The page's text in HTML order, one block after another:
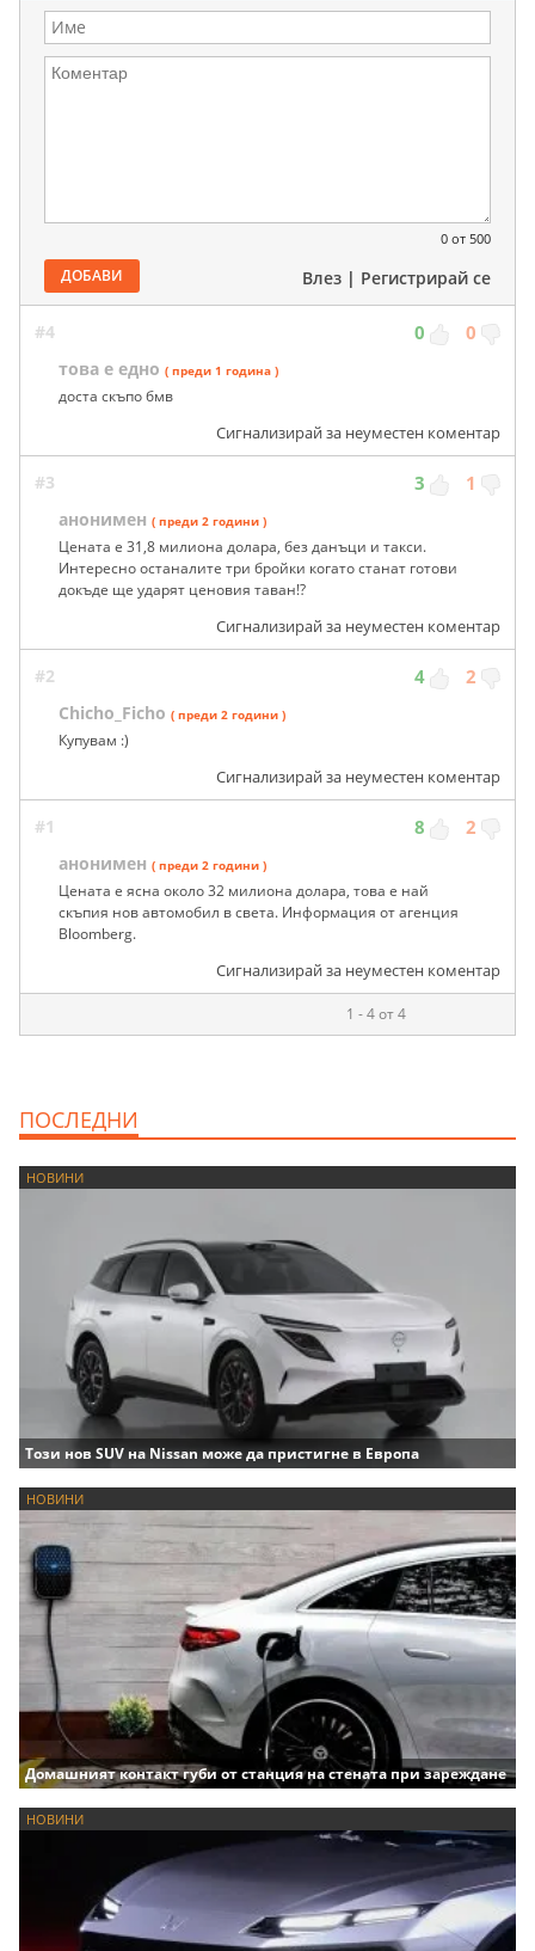
0 от 500
ДОБАВИ Влез | Регистрирай се
#4 0 0
това е едно ( преди 1 година )
доста скъпо бмв
Сигнализирай за неуместен коментар
#3 3 1
анонимен ( преди 2 години )
Цената е 31,8 милиона долара, без данъци и такси.
Интересно останалите три бройки когато станат готови
докъде ще ударят ценовия таван!?
Сигнализирай за неуместен коментар
#2 4 2
Chicho_Ficho ( преди 2 години )
Купувам :)
Сигнализирай за неуместен коментар
#1 8 2
анонимен ( преди 2 години )
Цената е ясна около 32 милиона долара, това е най
скъпия нов автомобил в света. Информация от агенция
Bloomberg.
Сигнализирай за неуместен коментар
1 - 4 от 4
ПОСЛЕДНИ
НОВИНИ
Този нов SUV на Nissan може да пристигне в Европа
НОВИНИ
Домашният контакт губи от станция на стената при зареждане
НОВИНИ